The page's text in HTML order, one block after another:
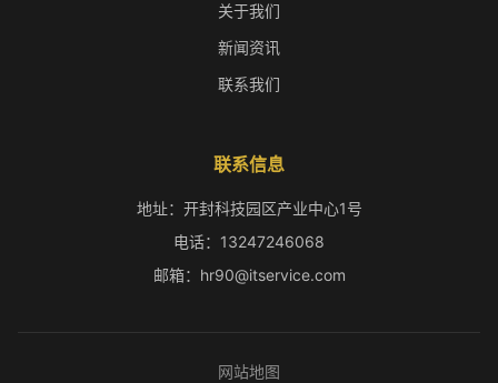
关于我们
新闻资讯
联系我们
联系信息
地址：开封科技园区产业中心1号
电话：13247246068
邮箱：hr90@itservice.com
网站地图